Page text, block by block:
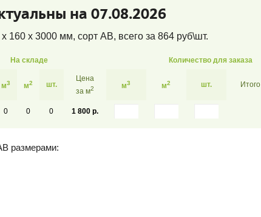
на 07.08.2026
160 x 3000 мм, сорт AB, всего за 864руб\шт.
На складе Количество для заказа
м3 м2 шт.
Цена
за м2 м3 м2 шт. Итого
0 0 0 1 800 р.
размерами: